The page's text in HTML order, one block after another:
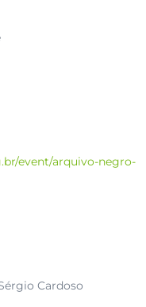
event/arquivo-negro-
Cardoso